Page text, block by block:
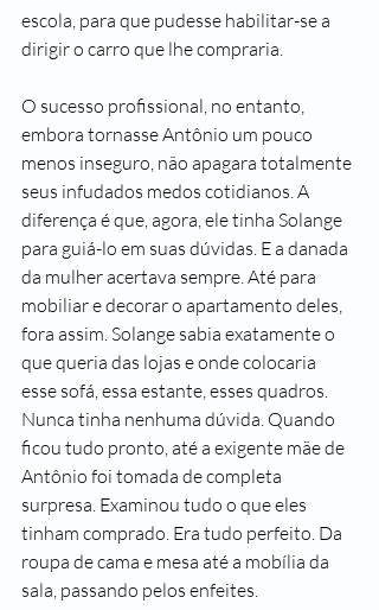
escola, para que pudesse habilitar-se a
dirigir o carro que lhe compraria.
O sucesso profissional, no entanto,
embora tornasse Antônio um pouco
menos inseguro, não apagara totalmente
seus infudados medos cotidianos. A
diferença é que, agora, ele tinha Solange
para guiá-lo em suas dúvidas. E a danada
da mulher acertava sempre. Até para
mobiliar e decorar o apartamento deles,
fora assim. Solange sabia exatamente o
que queria das lojas e onde colocaria
esse sofá, essa estante, esses quadros.
Nunca tinha nenhuma dúvida. Quando
ficou tudo pronto, até a exigente mãe de
Antônio foi tomada de completa
surpresa. Examinou tudo o que eles
tinham comprado. Era tudo perfeito. Da
roupa de cama e mesa até a mobília da
sala, passando pelos enfeites.